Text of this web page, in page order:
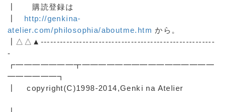
┃ 購読登録は
http://genkina-
atelier.com/philosophia/aboutme.htm から。
┃△△▲------------------------------------------------------
-
┏━━━━━━━┳━━━━━━━━━━━━━━━━
━━━━━━┓
┃ copyright(C)1998-2014,Genki na Atelier